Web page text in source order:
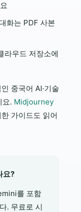
화는 PDF 사본
라우드 저장소에
중국어 AI·기술
요. Midjourney
가이드도 읽어
요?
를 포함
. 무료로 시